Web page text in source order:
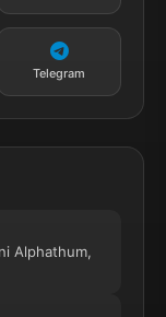
Telegram
Alphathum,